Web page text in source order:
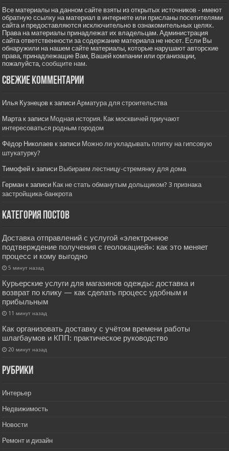
Все материалы на данном сайте взяты из открытых источников - имеют
обратную ссылку на материал в интернете или присланы посетителями
сайта и предоставляются исключительно в ознакомительных целях.
Права на материалы принадлежат их владельцам. Администрация
сайта ответственности за содержание материала не несет. Если Вы
обнаружили на нашем сайте материалы, которые нарушают авторские
права, принадлежащие Вам, Вашей компании или организации,
пожалуйста,сообщите нам.
Свежие комментарии
Илья Кузнецов к записиАрматура для строительства
Мартак записи Модная история. Как москвичей приучают
интересоваться родным городом
Фёдор Николаев к записи Можно ли укладывать плитку на гипсовую
штукатурку?
Тимофей к записи Выбираем лестницу-стремянку для дома
Герман к записи Как не стать обманутым дольщиком? 3 признака
застройщика-банкрота
Категория постов
Доставка отправлений с услугой «электронное
подтверждение получения с геолокацией»: как это меняет
процесс и кому выгодно
5 минут назад
Курьерские услуги для магазинов одежды: доставка и
возврат по клику — как сделать процесс удобным и
прибыльным
11 минут назад
Как организовать доставку с учётом времени работы
шлагбаумов и КПП: практическое руководство
20 минут назад
РУбрики
Интерьер
Недвижимость
Новости
Ремонт и дизайн